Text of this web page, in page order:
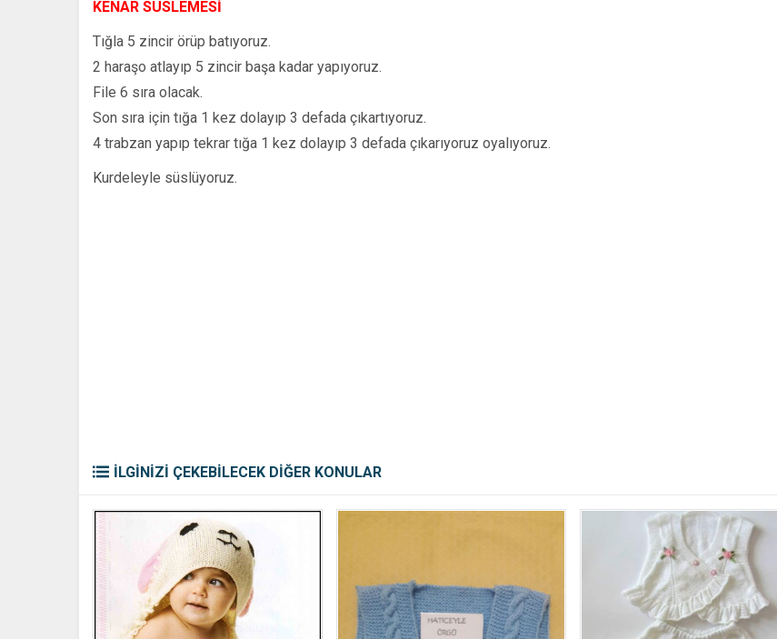
KENAR SÜSLEMESİ
Tığla 5 zincir örüp batıyoruz.
2 haraşo atlayıp 5 zincir başa kadar yapıyoruz.
File 6 sıra olacak.
Son sıra için tığa 1 kez dolayıp 3 defada çıkartıyoruz.
4 trabzan yapıp tekrar tığa 1 kez dolayıp 3 defada çıkarıyoruz oyalıyoruz.
Kurdeleyle süslüyoruz.
İLGİNİZİ ÇEKEBİLECEK DİĞER KONULAR